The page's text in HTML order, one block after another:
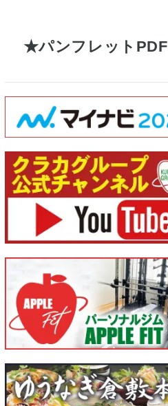
パンフレットPDF